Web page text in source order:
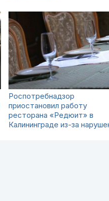
Роспотребнадзор
приостановил работу
ресторана «Редюит» в
Калининграде из-за